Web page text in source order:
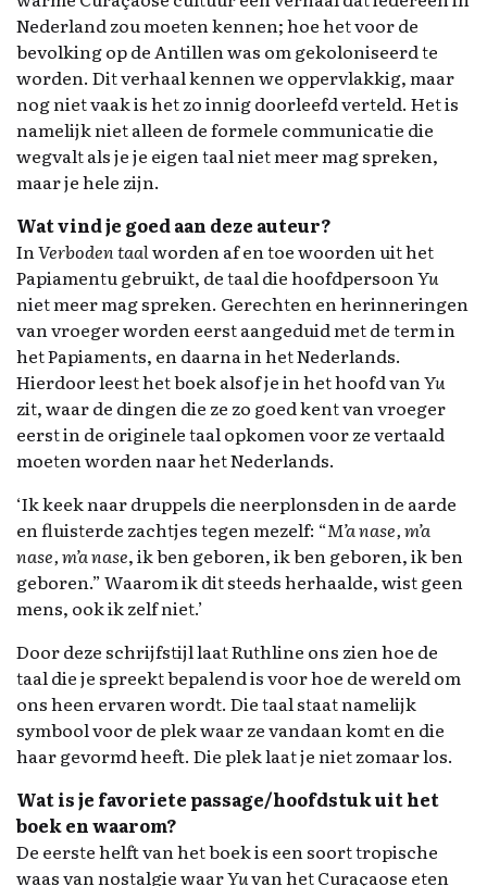
Nederland zou moeten kennen; hoe het voor de
bevolking op de Antillen was om gekoloniseerd te
worden. Dit verhaal kennen we oppervlakkig, maar
nog niet vaak is het zo innig doorleefd verteld. Het is
namelijk niet alleen de formele communicatie die
wegvalt als je je eigen taal niet meer mag spreken,
maar je hele zijn.
Wat vind je goed aan deze auteur?
InVerboden taalworden af en toe woorden uit het
Papiamentu gebruikt, de taal die hoofdpersoonYu
niet meer mag spreken. Gerechten en herinneringen
van vroeger worden eerst aangeduid met de term in
het Papiaments, en daarna in het Nederlands.
Hierdoor leest het boek alsof je in het hoofd vanYu
zit, waar de dingen die ze zo goed kent van vroeger
eerst in de originele taal opkomen voor ze vertaald
moeten worden naar het Nederlands.
‘Ik keek naar druppels die neerplonsden in de aarde
en fluisterde zachtjes tegen mezelf: “M’a nase, m’a
nase, m’a nase, ik ben geboren, ik ben geboren, ik ben
geboren.” Waarom ik dit steeds herhaalde, wist geen
mens, ook ik zelf niet.’
Door deze schrijfstijl laat Ruthline ons zien hoe de
taal die je spreekt bepalend is voor hoe de wereld om
ons heen ervaren wordt. Die taal staat namelijk
symbool voor de plek waar ze vandaan komt en die
haar gevormd heeft. Die plek laat je niet zomaar los.
Wat is je favoriete passage/hoofdstuk uit het
boek en waarom?
De eerste helft van het boek is een soort tropische
waas van nostalgie waarYuvan het Curaçaose eten